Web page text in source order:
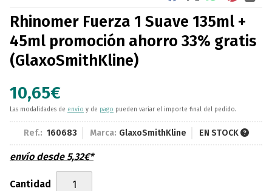
Rhinomer Fuerza 1 Suave 135ml +
45ml promoción ahorro 33% gratis
(GlaxoSmithKline)
10,65€
Las modalidades de envío y de pago pueden variar el importe final del pedido.
Ref.: 160683 Marca: GlaxoSmithKline EN STOCK
envío desde5,32€*
Cantidad